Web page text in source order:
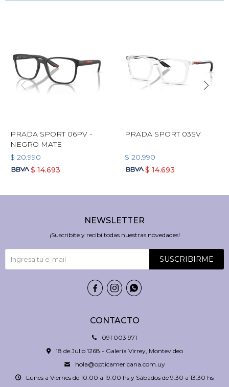
PRADA SPORT 06PV -
NEGRO MATE
$ 20.990
$ 14.693
PRADA SPORT 03SV
$ 20.990
$ 14.693
CONTACTO
091 003 971
18 de Julio 1268 - Galería Virrey, Montevideo
hola@opticamericana.com.uy
Lunes a Viernes de 10:00 a 19:00 hs y Sábados de 9:30 a 13:30 hs
NEWSLETTER
¡Suscribite y recibí todas nuestras novedades!
SUSCRIBIRME
  